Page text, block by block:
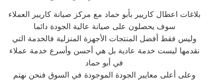
بلاغات اعطال كاريير بأبو حماد مع مركز صيانة كاريير العملاء
سوف يحصلون على صيانة عالية الجودة دائما
وليس فقط أفضل المنتجات الأجهزة المنزلية فالخدمة التي
نقدمها ليست خدمة عادية بل هي أحسن وأسرع خدمة عملاء
في أبو حماد
وعلى أعلى معايير الجودة الموجودة في السوق فنحن نهتم